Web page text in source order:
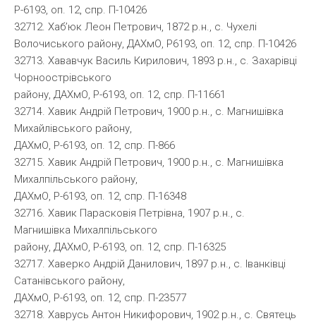
Р-6193, оп. 12, спр. П-10426
32712. Хаб’юк Леон Петрович, 1872 р.н., с. Чухелі
Волочиського району, ДАХмО, Р6193, оп. 12, спр. П-10426
32713. Хававчук Василь Кирилович, 1893 р.н., с. Захарівці
Чорноострівського
району, ДАХмО, Р-6193, оп. 12, спр. П-11661
32714. Хавик Андрій Петрович, 1900 р.н., с. Магнишівка
Михайлівського району,
ДАХмО, Р-6193, оп. 12, спр. П-866
32715. Хавик Андрій Петрович, 1900 р.н., с. Магнишівка
Михалпільського району,
ДАХмО, Р-6193, оп. 12, спр. П-16348
32716. Хавик Парасковія Петрівна, 1907 р.н., с.
Магнишівка Михалпільського
району, ДАХмО, Р-6193, оп. 12, спр. П-16325
32717. Хаверко Андрій Данилович, 1897 р.н., с. Іванківці
Сатанівського району,
ДАХмО, Р-6193, оп. 12, спр. П-23577
32718. Хаврусь Антон Никифорович, 1902 р.н., с. Святець